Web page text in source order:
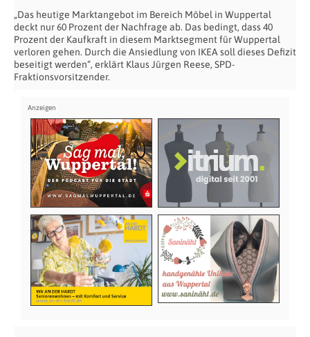
„Das heutige Marktangebot im Bereich Möbel in Wuppertal
deckt nur 60 Prozent der Nachfrage ab. Das bedingt, dass 40
Prozent der Kaufkraft in diesem Marktsegment für Wuppertal
verloren gehen. Durch die Ansiedlung von IKEA soll dieses Defizit
beseitigt werden“, erklärt Klaus Jürgen Reese, SPD-
Fraktionsvorsitzender.